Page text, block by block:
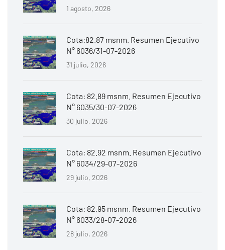
1 agosto, 2026
Cota:82.87 msnm. Resumen Ejecutivo
N° 6036/31-07-2026
31 julio, 2026
Cota: 82.89 msnm. Resumen Ejecutivo
N° 6035/30-07-2026
30 julio, 2026
Cota: 82.92 msnm. Resumen Ejecutivo
N° 6034/29-07-2026
29 julio, 2026
Cota: 82.95 msnm. Resumen Ejecutivo
N° 6033/28-07-2026
28 julio, 2026